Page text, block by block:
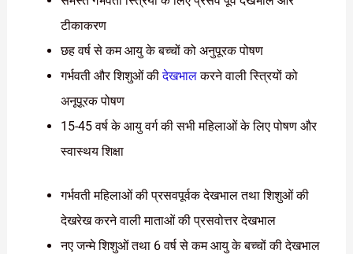
टीकाकरण
छह वर्ष से कम आयु के बच्चों को अनुपूरक पोषण
गर्भवती और शिशुओं कीदेखभालकरने वाली स्त्रियों को
अनूपूरक पोषण
15-45 वर्ष के आयु वर्ग की सभी महिलाओं के लिए पोषण और
स्वास्थय शिक्षा
गर्भवती महिलाओं की प्रसवपूर्वक देखभाल तथा शिशुओं की
देखरेख करने वाली माताओं की प्रसवोत्तर देखभाल
नए जन्मे शिशुओं तथा 6 वर्ष से कम आयु के बच्चों की देखभाल